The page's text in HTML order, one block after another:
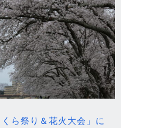
ら祭り＆花火大会」に